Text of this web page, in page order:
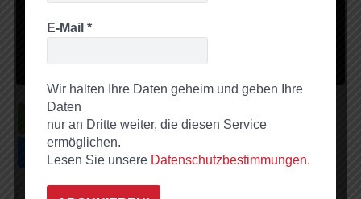
Weitere Informationen
E-Mail *
Wir halten Ihre Daten geheim und geben Ihre
Daten
nur an Dritte weiter, die diesen Service
ermöglichen.
Lesen Sie unsere Datenschutzbestimmungen.